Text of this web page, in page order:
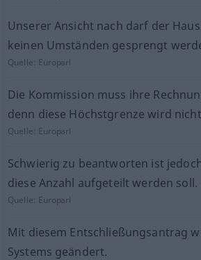
Unserer Ansicht nach darf der
keinen Umständen gesprengt
Quelle: Europarl
Die Kommission muss ihre
denn diese Höchstgrenze wird
Quelle: Europarl
Schwierig zu beantworten ist
diese Anzahl aufgeteilt werden soll.
Quelle: Europarl
Mit diesem Entschließungsantrag
Systems geändert.